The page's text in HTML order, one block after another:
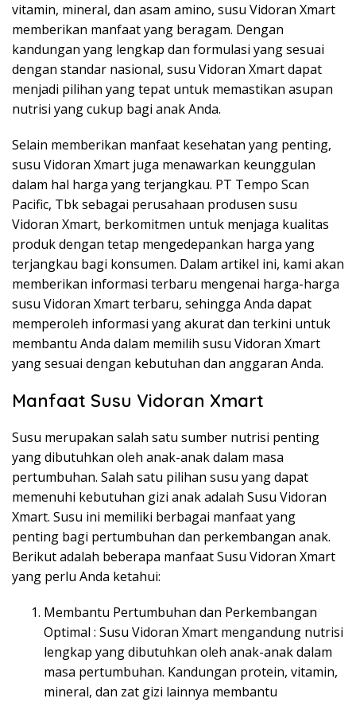
vitamin, mineral, dan asam amino, susu Vidoran Xmart
memberikan manfaat yang beragam. Dengan
kandungan yang lengkap dan formulasi yang sesuai
dengan standar nasional, susu Vidoran Xmart dapat
menjadi pilihan yang tepat untuk memastikan asupan
nutrisi yang cukup bagi anak Anda.
Selain memberikan manfaat kesehatan yang penting,
susu Vidoran Xmart juga menawarkan keunggulan
dalam hal harga yang terjangkau. PT Tempo Scan
Pacific, Tbk sebagai perusahaan produsen susu
Vidoran Xmart, berkomitmen untuk menjaga kualitas
produk dengan tetap mengedepankan harga yang
terjangkau bagi konsumen. Dalam artikel ini, kami akan
memberikan informasi terbaru mengenai harga-harga
susu Vidoran Xmart terbaru, sehingga Anda dapat
memperoleh informasi yang akurat dan terkini untuk
membantu Anda dalam memilih susu Vidoran Xmart
yang sesuai dengan kebutuhan dan anggaran Anda.
Manfaat Susu Vidoran Xmart
Susu merupakan salah satu sumber nutrisi penting
yang dibutuhkan oleh anak-anak dalam masa
pertumbuhan. Salah satu pilihan susu yang dapat
memenuhi kebutuhan gizi anak adalah Susu Vidoran
Xmart. Susu ini memiliki berbagai manfaat yang
penting bagi pertumbuhan dan perkembangan anak.
Berikut adalah beberapa manfaat Susu Vidoran Xmart
yang perlu Anda ketahui:
Membantu Pertumbuhan dan Perkembangan
Optimal : Susu Vidoran Xmart mengandung nutrisi
lengkap yang dibutuhkan oleh anak-anak dalam
masa pertumbuhan. Kandungan protein, vitamin,
mineral, dan zat gizi lainnya membantu